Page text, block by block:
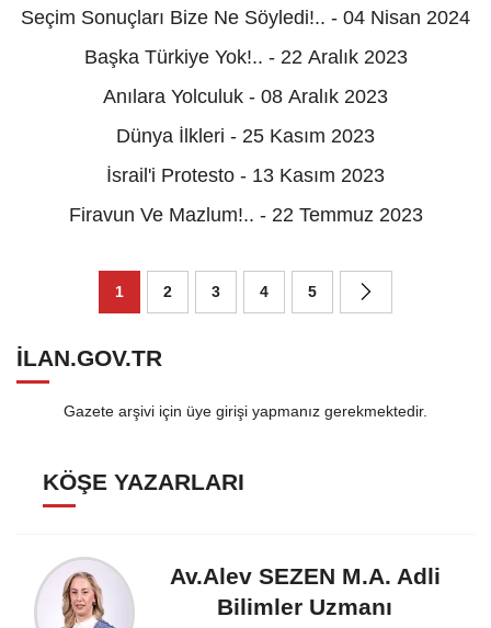
Seçim Sonuçları Bize Ne Söyledi!.. - 04 Nisan 2024
Başka Türkiye Yok!.. - 22 Aralık 2023
Anılara Yolculuk - 08 Aralık 2023
Dünya İlkleri - 25 Kasım 2023
İsrail'i Protesto - 13 Kasım 2023
Firavun Ve Mazlum!.. - 22 Temmuz 2023
1 2 3 4 5
ILAN.GOV.TR
Gazete arşivi için üye girişi yapmanız gerekmektedir.
KÖŞE YAZARLARI
Av.Alev SEZEN M.A. Adli
Bilimler Uzmanı